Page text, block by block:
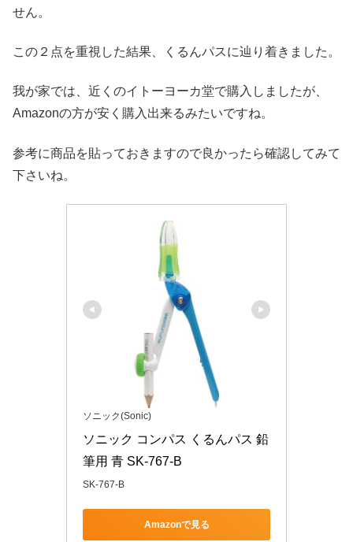
せん。
この２点を重視した結果、くるんパスに辿り着きました。
我が家では、近くのイトーヨーカ堂で購入しましたが、
Amazonの方が安く購入出来るみたいですね。
参考に商品を貼っておきますので良かったら確認してみて
下さいね。
ソニック(Sonic)
ソニック コンパス くるんパス 鉛
筆用 青 SK-767-B
SK-767-B
Amazonで見る